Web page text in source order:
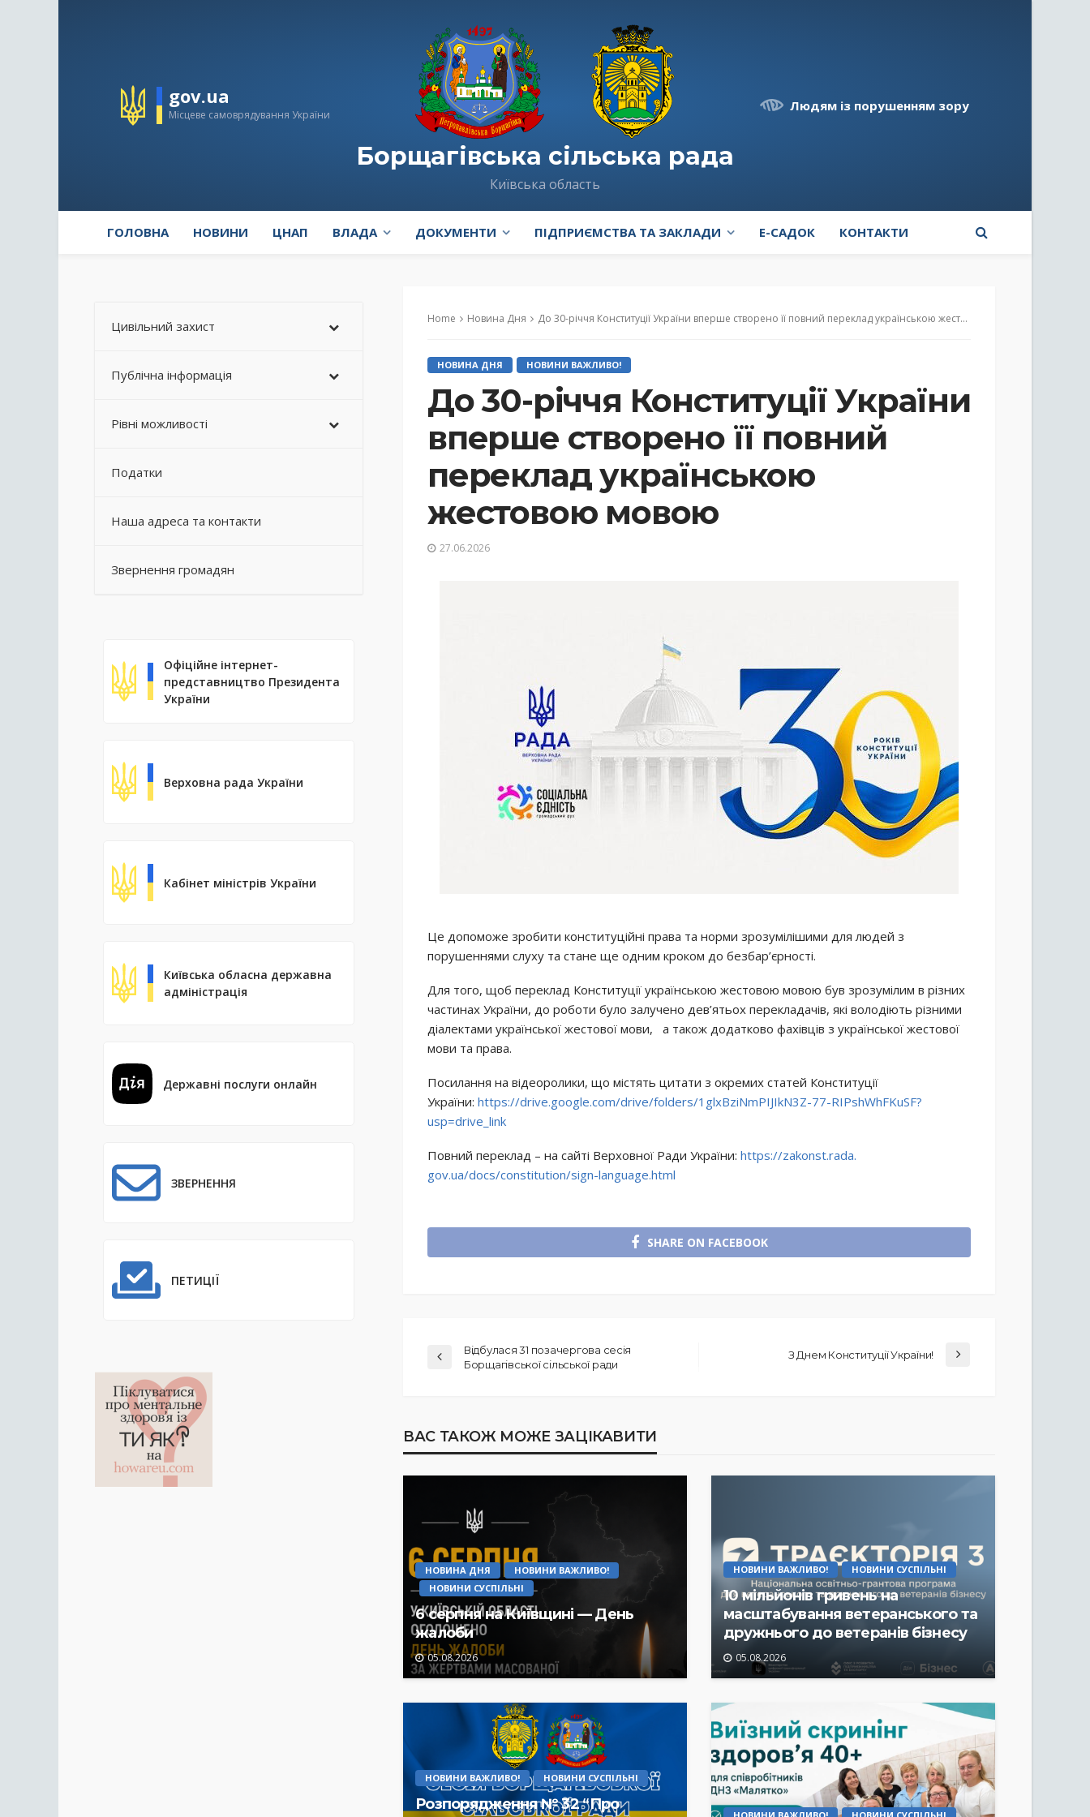
gov.ua
Місцеве самоврядування України
Борщагівська сільська рада
Київська область
Людям із порушенням зору
ГОЛОВНА НОВИНИ ЦНАП ВЛАДА ДОКУМЕНТИ ПІДПРИЄМСТВА ТА ЗАКЛАДИ E-САДОК КОНТАКТИ
Home Новина Дня До 30-річчя Конституції України вперше створено її повний переклад українською жестовою мовою
НОВИНА ДНЯ НОВИНИ ВАЖЛИВО!
До 30-річчя Конституції України
вперше створено її повний
переклад українською
жестовою мовою
27.06.2026
Це допоможе зробити конституційні права та норми зрозумілішими для людей з
порушеннями слуху та стане ще одним кроком до безбар’єрності.
Для того, щоб переклад Конституції українською жестовою мовою був зрозумілим в різних
частинах України, до роботи було залучено дев’ятьох перекладачів, які володіють різними
діалектами української жестової мови, а також додатково фахівців з української жестової
мови та права.
Посилання на відеоролики, що містять цитати з окремих статей Конституції
України: https://drive.google.com/drive/folders/1glxBziNmPIJIkN3Z-77-RIPshWhFKuSF?
usp=drive_link
Повний переклад – на сайті Верховної Ради України: https://zakonst.rada.
gov.ua/docs/constitution/sign-language.html
SHARE ON FACEBOOK
Відбулася 31 позачергова сесія
Борщагівської сільської ради
З Днем Конституції України!
ВАС ТАКОЖ МОЖЕ ЗАЦІКАВИТИ
НОВИНА ДНЯ
НОВИНИ ВАЖЛИВО!
НОВИНИ СУСПІЛЬНІ
6 серпня на Київщині — День
жалоби
05.08.2026
НОВИНИ ВАЖЛИВО! НОВИНИ СУСПІЛЬНІ
10 мільйонів гривень на
масштабування ветеранського та
дружнього до ветеранів бізнесу
05.08.2026
НОВИНИ ВАЖЛИВО! НОВИНИ СУСПІЛЬНІ
Розпорядження № 32 “Про
Цивільний захист
Публічна інформація
Рівні можливості
Податки
Наша адреса та контакти
Звернення громадян
Офіційне інтернет-
представництво Президента
України
Верховна рада України
Кабінет міністрів України
Київська обласна державна
адміністрація
Державні послуги онлайн
ЗВЕРНЕННЯ
ПЕТИЦІЇ